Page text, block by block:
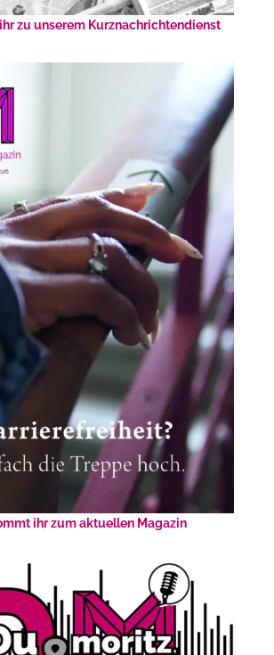
zu unserem Kurznachrichtendienst
ihr zum aktuellen Magazin